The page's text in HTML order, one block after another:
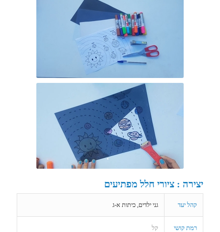
יצירה : ציורי חלל מפתיעים
קהל יעד גני ילדים, כיתות א-ג
רמת קושי קל